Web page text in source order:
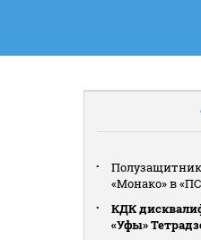
«Монако» в
КДК
«Уфы»